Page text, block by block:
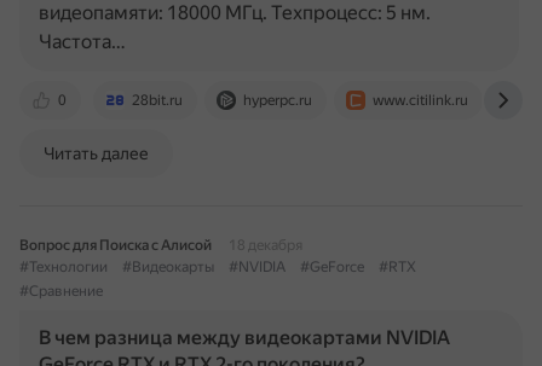
0 28bit.ru hyperpc.ru www.citilink.ru
видеопамяти: 18000 МГц. Техпроцесс: 5 нм.
Частота…
Читать далее
Вопрос для Поиска с Алисой
18 декабря
#Технологии
#Видеокарты #NVIDIA #GeForce
#RTX
#Сравнение
В чем разница между видеокартами NVIDIA